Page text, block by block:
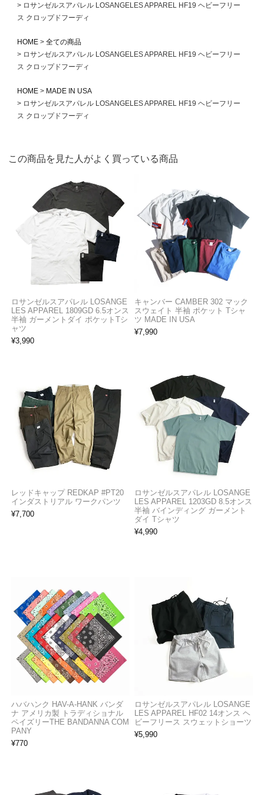
ロサンゼルスアパレル LOSANGELES APPAREL HF19 ヘビーフリー
ス クロップドフーディ
HOME
全ての商品
ロサンゼルスアパレル LOSANGELES APPAREL HF19 ヘビーフリー
ス クロップドフーディ
HOME
MADE IN USA
ロサンゼルスアパレル LOSANGELES APPAREL HF19 ヘビーフリー
ス クロップドフーディ
この商品を見た人がよく買っている商品
ロサンゼルスアパレル LOSANGE
LES APPAREL 1809GD 6.5オンス
半袖 ガーメントダイ ポケットTシ
ャツ
¥3,990
キャンバー CAMBER 302 マック
スウェイト 半袖 ポケット Tシャ
ツ MADE IN USA
¥7,990
レッドキャップ REDKAP #PT20
インダストリアル ワークパンツ
¥7,700
ロサンゼルスアパレル LOSANGE
LES APPAREL 1203GD 8.5オンス
半袖 バインディング ガーメント
ダイ Tシャツ
¥4,990
ハバハンク HAV-A-HANK バンダ
ナ アメリカ製 トラディショナル
ペイズリーTHE BANDANNA COM
PANY
¥770
ロサンゼルスアパレル LOSANGE
LES APPAREL HF02 14オンス ヘ
ビーフリース スウェットショーツ
¥5,990